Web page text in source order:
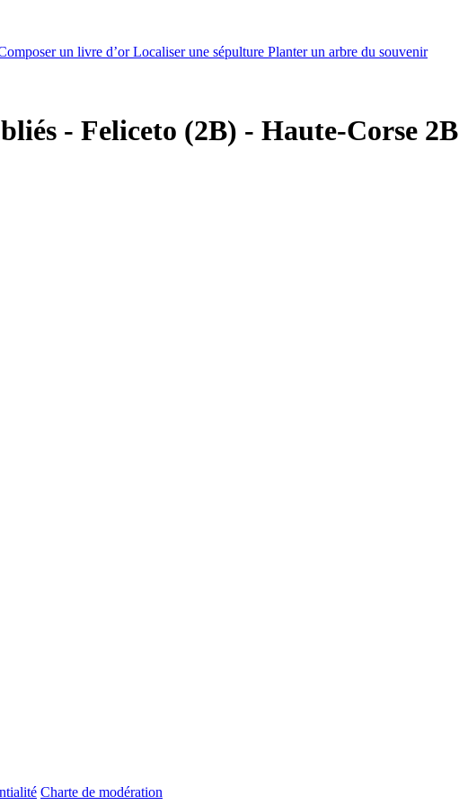
un livre d’orLocaliser une sépulture Planter un arbre du souvenir
- Feliceto (2B) - Haute-Corse 2B
Charte de modération